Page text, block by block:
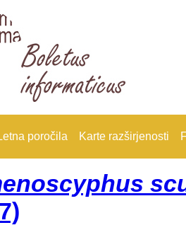
poročila Karte razširjenosti